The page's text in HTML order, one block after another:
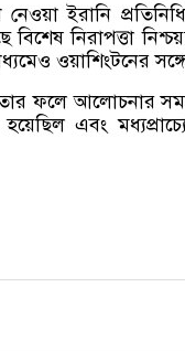
ইরানি
বিশেষ নিরাপত্তা
ওয়াশিংটনের
ফলে আলোচনার সময়
এবং মধ্যপ্রাচ্যে